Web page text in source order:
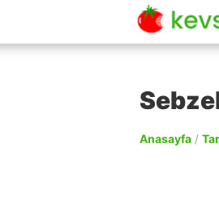
Anasayfa /